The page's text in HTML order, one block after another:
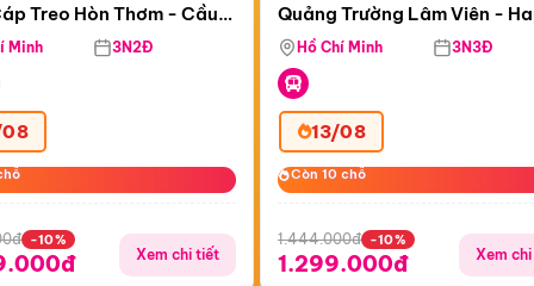
Treo Hòn Thơm
Treo Hòn Thơm - Cầu
Viên Nước Aquatopia
Minh 3N2Đ
-10%
Xem chi tiết
Quảng Trường Lâm Viên -
Hill - Puppy Farm
Hồ Chí Minh 3N3Đ
13/08
Còn 10 chỗ
Còn 10 chỗ
1.444.000đ -10%
1.299.000đ Xem